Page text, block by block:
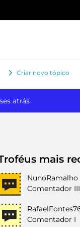
Criar novo tópico
atrás
mais
NunoRamalho
Comentador III
Comentador I